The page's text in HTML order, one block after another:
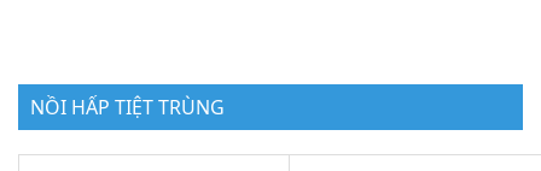
NỒI HẤP TIỆT TRÙNG